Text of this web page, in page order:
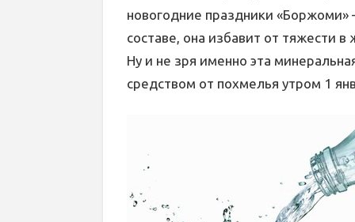
новогодние праздники
составе, она избавит от тяжести
Ну и не зря именно эта
средством от похмелья утром 1